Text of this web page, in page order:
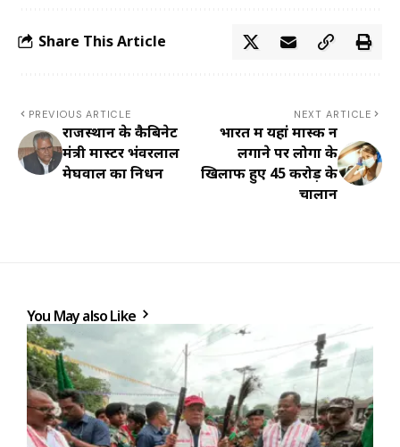
Share This Article
PREVIOUS ARTICLE
राजस्थान के कैबिनेट
मंत्री मास्टर भंवरलाल
मेघवाल का निधन
NEXT ARTICLE
भारत में यहां मास्क न
लगाने पर लोगों के
खिलाफ हुए 45 करोड़ के
चालान
You May also Like